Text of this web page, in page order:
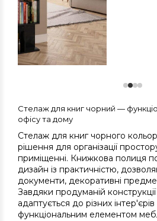
Стелаж для книг чорний —
офісу та дому
Стелаж для книг чорного
рішення для організації
приміщенні. Книжкова полиця
дизайн із практичністю,
документи, декоративні
Завдяки продуманій
адаптується до різних інтер'єрів
функціональним елементом